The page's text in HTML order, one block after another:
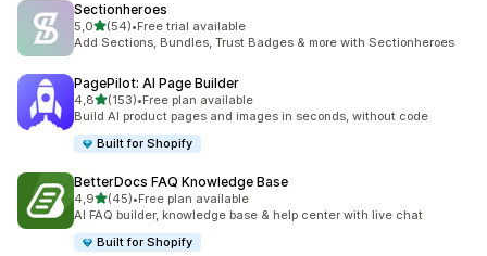
Sectionheroes
5,0na 5 gwiazdek
(54)
Łączna liczba recenzji: 54
•Free trial available
Add Sections, Bundles, Trust Badges & more with Sectionheroes
PagePilot: AI Page Builder
4,8na 5 gwiazdek
(153)
Łączna liczba recenzji: 153
•Free plan available
Build AI product pages and images in seconds, without code
Built for Shopify
BetterDocs FAQ Knowledge Base
4,9na 5 gwiazdek
(45)
Łączna liczba recenzji: 45
•Free plan available
AI FAQ builder, knowledge base & help center with live chat
Built for Shopify